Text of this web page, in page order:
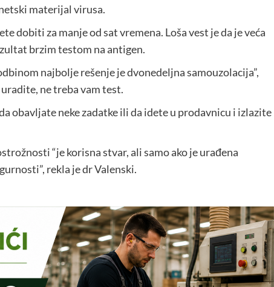
materijal virusa.
dobiti za manje od sat vremena. Loša vest je da je veća
brzim testom na antigen.
najbolje rešenje je dvonedeljna samouzolacija”,
ne treba vam test.
obavljate neke zadatke ili da idete u prodavnicu i izlazite
“je korisna stvar, ali samo ako je urađena
rekla je dr Valenski.